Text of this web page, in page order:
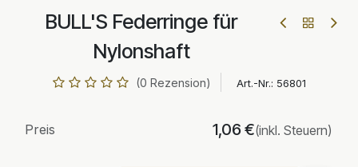
BULL'S Federringe für
Nylonshaft
(0 Rezension) Art.-Nr.: 56801
Preis 1,06 €(inkl. Steuern)